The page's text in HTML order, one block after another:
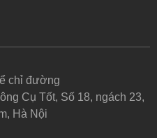
chỉ đường
Cụ Tốt, Số 18, ngách 23,
Hà Nội